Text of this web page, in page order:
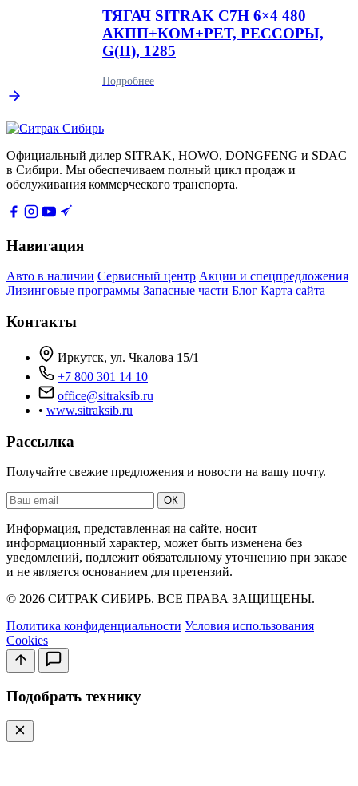
ТЯГАЧ SITRAK C7H 6×4 480
АКПП+КОМ+РЕТ, РЕССОРЫ,
G(П), 1285
Подробнее
Официальный дилер SITRAK, HOWO, DONGFENG и SDAC
в Сибири. Мы обеспечиваем полный цикл продаж и
обслуживания коммерческого транспорта.
Навигация
Авто в наличии Сервисный центр Акции и спецпредложения
Лизинговые программы Запасные части Блог Карта сайта
Контакты
Иркутск, ул. Чкалова 15/1
+7 800 301 14 10
office@sitraksib.ru
• www.sitraksib.ru
Рассылка
Получайте свежие предложения и новости на вашу почту.
Ваш
email
ОК
Информация, представленная на сайте, носит
информационный характер, может быть изменена без
уведомлений, подлежит обязательному уточнению при заказе
и не является основанием для претензий.
© 2026 СИТРАК СИБИРЬ. ВСЕ ПРАВА ЗАЩИЩЕНЫ.
Политика конфиденциальности Условия использования
Cookies
Подобрать технику